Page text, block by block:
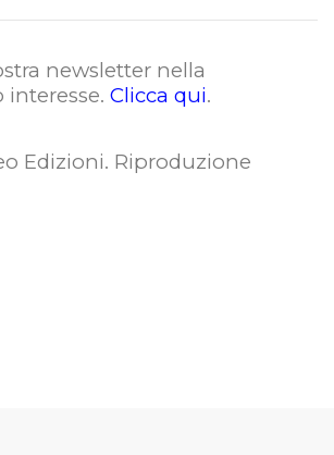
newsletter nella
Clicca qui.
Edizioni. Riproduzione